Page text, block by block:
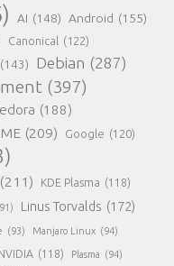
AI (148) Android (155)
Canonical (122)
(143) Debian (287)
(397)
(188)
(209) Google (120)
(211) KDE Plasma (118)
Linus Torvalds (172)
(93) Manjaro Linux (94)
NVIDIA (118) Plasma (94)